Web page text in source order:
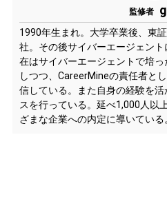
監修者
1990年生まれ。大学卒業後、東
社。その後サイバーエージェン
在はサイバーエージェントで培
しつつ、CareerMineの責任者と
信している。また自身の経験を
スを行っている。延べ1,000人以
ざまな企業への内定に導いている